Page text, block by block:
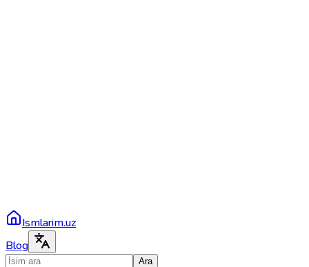
Ismlarim.uz
Blog
Ara